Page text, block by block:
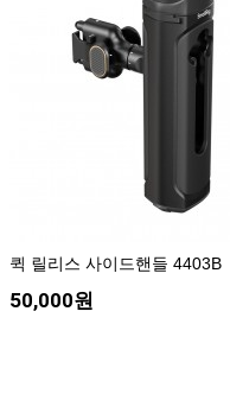
퀵 릴리스 사이드핸들 4403B
50,000원